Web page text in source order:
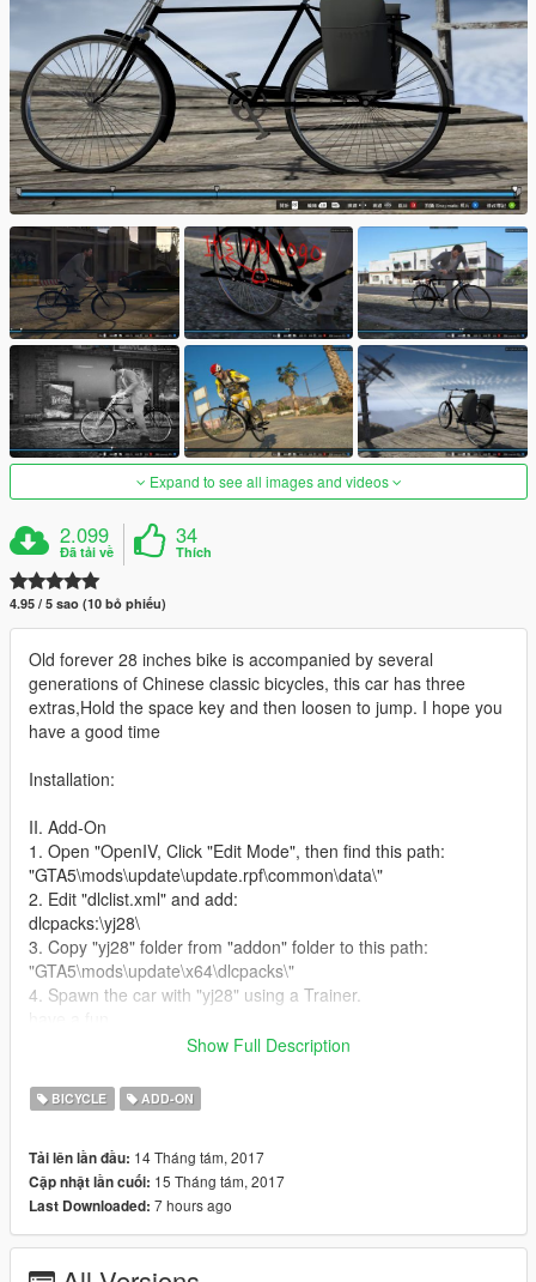
Expand to see all images and videos
2.099
Đã tải về
34
Thích
4.95 / 5 sao (10 bỏ phiếu)
Old forever 28 inches bike is accompanied by several
generations of Chinese classic bicycles, this car has three
extras,Hold the space key and then loosen to jump. I hope you
have a good time
Installation:
II. Add-On
1. Open "OpenIV, Click "Edit Mode", then find this path:
"GTA5\mods\update\update.rpf\common\data\"
2. Edit "dlclist.xml" and add:
dlcpacks:\yj28\
3. Copy "yj28" folder from "addon" folder to this path:
"GTA5\mods\update\x64\dlcpacks\"
4. Spawn the car with "yj28" using a Trainer.
XinJiang) August 14nd 2017
件，按住空格键再松开能跳跃，希望大家玩得愉快。
安装方法
Show Full Description
BICYCLE ADD-ON
Tải lên lần đầu: 14 Tháng tám, 2017
Cập nhật lần cuối: 15 Tháng tám, 2017
Last Downloaded: 7 hours ago